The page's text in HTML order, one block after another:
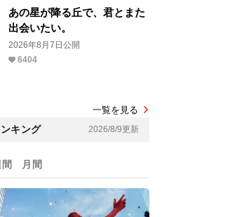
あの星が降る丘で、君とまた
出会いたい。
2026年8月7日公開
6404
一覧を見る
キング 2026/8/9更新
月間